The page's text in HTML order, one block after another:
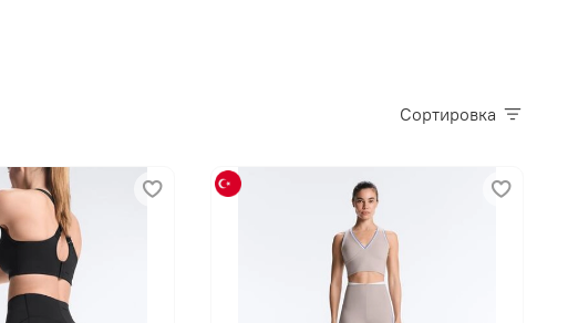
Сортировка